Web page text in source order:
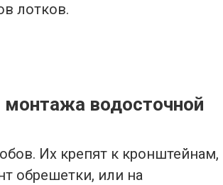
лотков.
монтажа водосточной
Их крепят к кронштейнам,
обрешетки, или на